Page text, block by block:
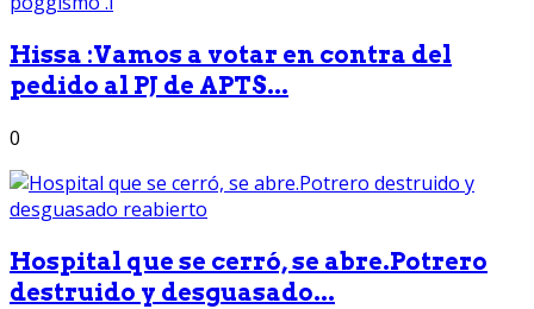
Hissa :Vamos a votar en contra del
pedido al PJ de APTS...
0
Hospital que se cerró, se abre.Potrero
destruido y desguasado...